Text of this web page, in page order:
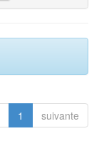
1 suivante